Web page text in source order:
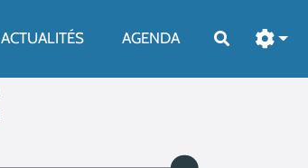
ACTUALITÉS AGENDA Rechercher